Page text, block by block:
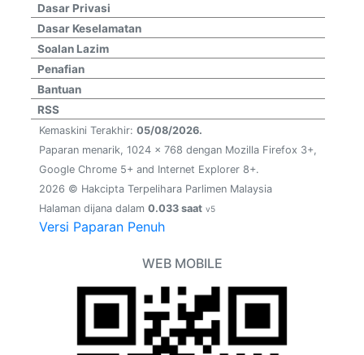
Dasar Privasi
Dasar Keselamatan
Soalan Lazim
Penafian
Bantuan
RSS
Kemaskini Terakhir: 05/08/2026.
Paparan menarik, 1024 x 768 dengan Mozilla Firefox 3+,
Google Chrome 5+ and Internet Explorer 8+.
2026 © Hakcipta Terpelihara Parlimen Malaysia
Halaman dijana dalam 0.033 saat v5
Versi Paparan Penuh
WEB MOBILE